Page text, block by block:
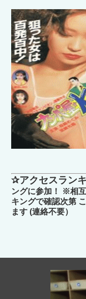
✰アクセスラン
ングに参加！ ※相
キングで確認次第
ます (連絡不要）